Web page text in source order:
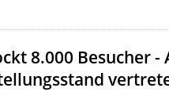
8.000 Besucher -